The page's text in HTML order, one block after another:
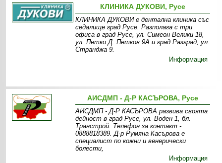
КЛИНИКА ДУКОВИ, Русе
КЛИНИКА ДУКОВИ е дентална клиника със
седалище град Русе. Разполага с три
офиса в град Русе, ул. Симеон Велики 18,
ул. Петко Д. Петков 9А и град Разград, ул.
Странджа 9.
Информация
АИСДМП - Д-Р КАСЪРОВА, Русе
АИСДМП - Д-Р КАСЪРОВА развива своята
дейност в град Русе, ул. Воден 1, бл.
Транстрой. Телефон за контакт -
0888818389. Д-р Румяна Касърова е
специалист по кожни и венерически
болести,
Информация